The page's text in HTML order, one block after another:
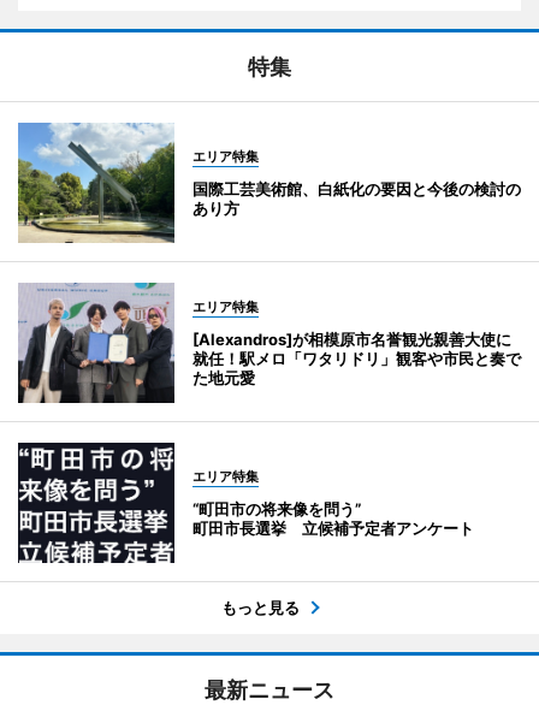
特集
エリア特集
国際工芸美術館、白紙化の要因と今後の検討の
あり方
エリア特集
[Alexandros]が相模原市名誉観光親善大使に
就任！駅メロ「ワタリドリ」観客や市民と奏で
た地元愛
エリア特集
“町田市の将来像を問う”
町田市長選挙 立候補予定者アンケート
もっと見る
最新ニュース